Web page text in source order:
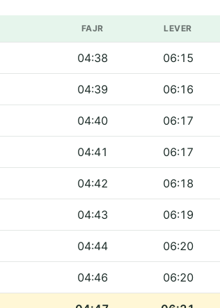
FAJR LEVER
04:38 06:15
04:39 06:16
04:40 06:17
04:41 06:17
04:42 06:18
04:43 06:19
04:44 06:20
04:46 06:20